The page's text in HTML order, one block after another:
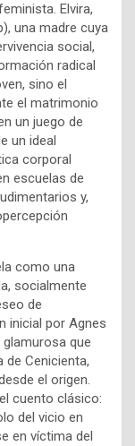
Elvira,
una madre cuya
social,
radical
sino el
el matrimonio
un juego de
un ideal
corporal
escuelas de
y,
como una
socialmente
de
inicial por Agnes
que
de Cenicienta,
el origen.
cuento clásico:
del vicio en
en víctima del